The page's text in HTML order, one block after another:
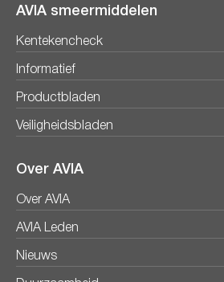
AVIA smeermiddelen
Kentekencheck
Informatief
Productbladen
Veiligheidsbladen
Over AVIA
Over AVIA
AVIA Leden
Nieuws